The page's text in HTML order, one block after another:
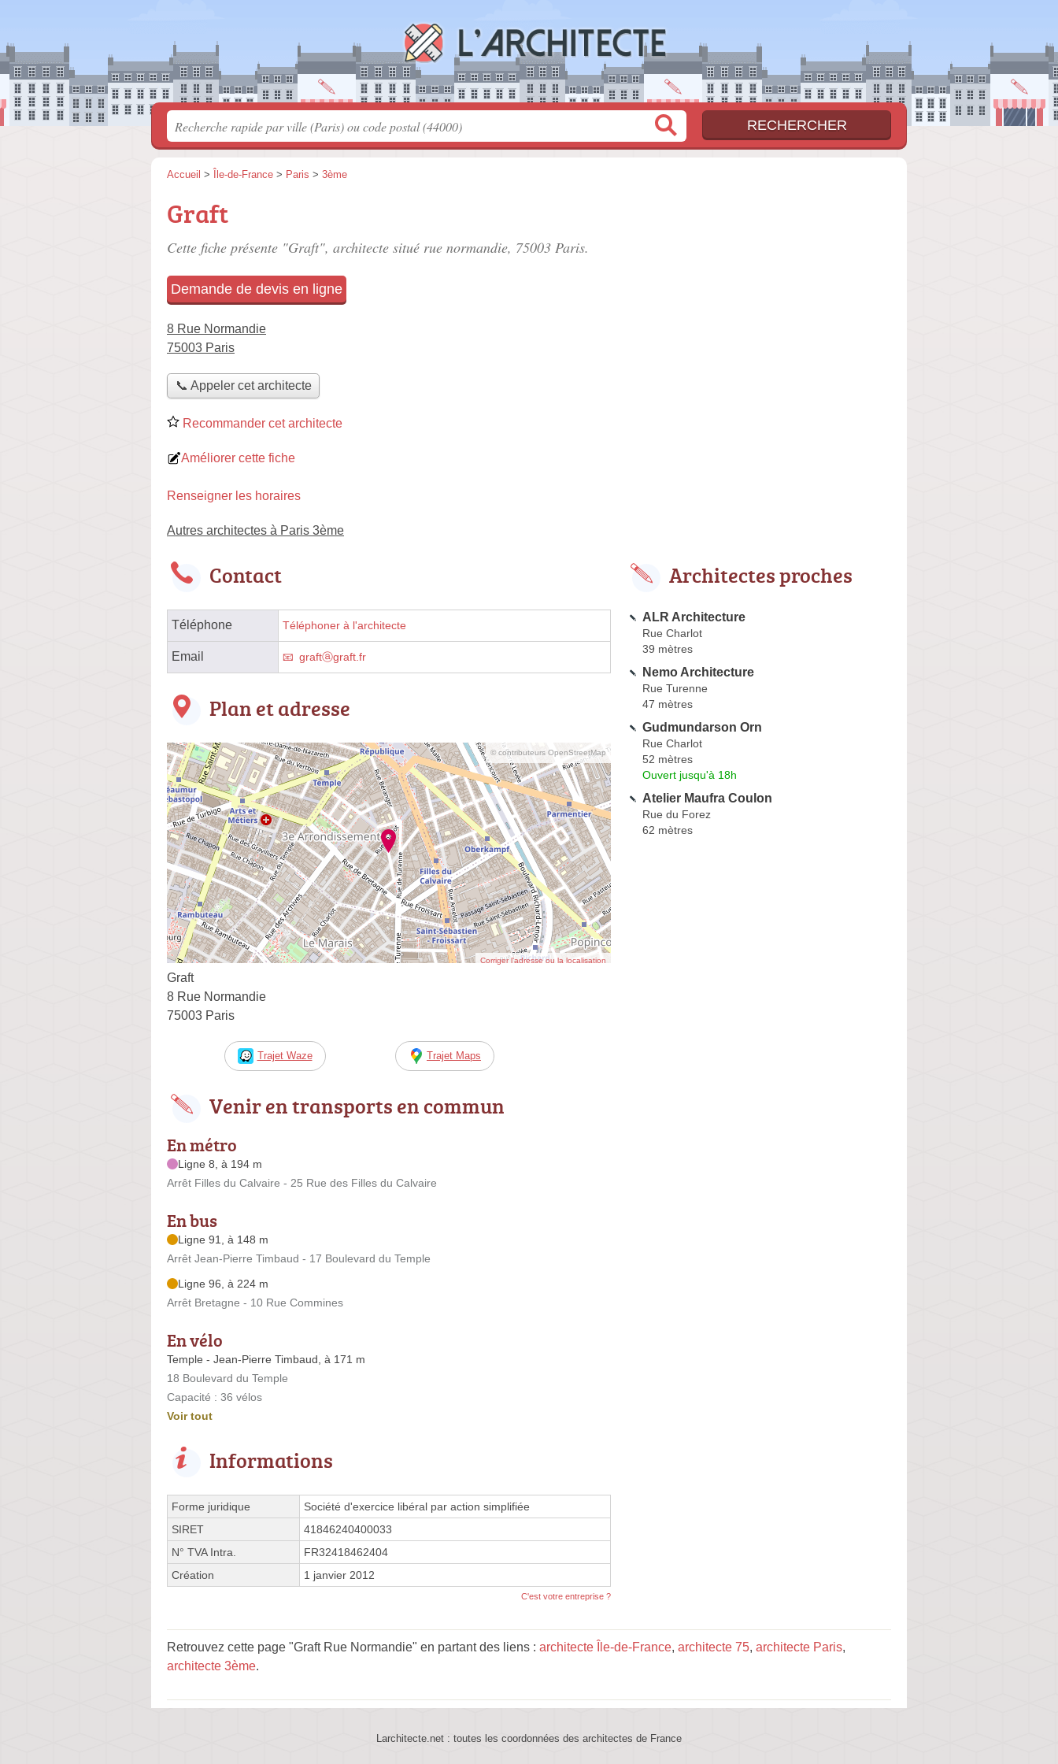
Accueil > Île-de-France > Paris > 3ème
Graft
Cette fiche présente "Graft", architecte situé rue normandie, 75003 Paris.
Demande de devis en ligne
8 Rue Normandie
75003 Paris
📞 Appeler cet architecte
Recommander cet architecte
Améliorer cette fiche
Renseigner les horaires
Autres architectes à Paris 3ème
Contact
Téléphone Téléphoner à l'architecte
Email graftⓐgraft.fr
Plan et adresse
© contributeurs OpenStreetMap
Corriger l’adresse ou la localisation
Graft
8 Rue Normandie
75003 Paris
Trajet Waze Trajet Maps
Venir en transports en commun
En métro
Ligne 8, à 194 m
Arrêt Filles du Calvaire - 25 Rue des Filles du Calvaire
En bus
Ligne 91, à 148 m
Arrêt Jean-Pierre Timbaud - 17 Boulevard du Temple
Ligne 96, à 224 m
Arrêt Bretagne - 10 Rue Commines
En vélo
Temple - Jean-Pierre Timbaud, à 171 m
18 Boulevard du Temple
Capacité : 36 vélos
Voir tout
Informations
Forme juridique
Société d'exercice libéral par action simplifiée
SIRET
41846240400033
N° TVA Intra.
FR32418462404
Création
1 janvier 2012
C'est votre entreprise ?
Architectes proches
ALR Architecture
Rue Charlot
39 mètres
Nemo Architecture
Rue Turenne
47 mètres
Gudmundarson Orn
Rue Charlot
52 mètres
Ouvert jusqu'à 18h
Atelier Maufra Coulon
Rue du Forez
62 mètres
Retrouvez cette page "Graft Rue Normandie" en partant des liens : architecte Île-de-France, architecte 75, architecte Paris,
architecte 3ème.
Larchitecte.net : toutes les coordonnées des architectes de France